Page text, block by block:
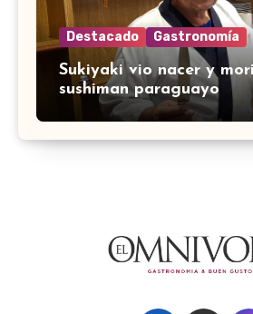
Destacado Gastronomía
Sukiyaki vio nacer y
sushiman paraguayo